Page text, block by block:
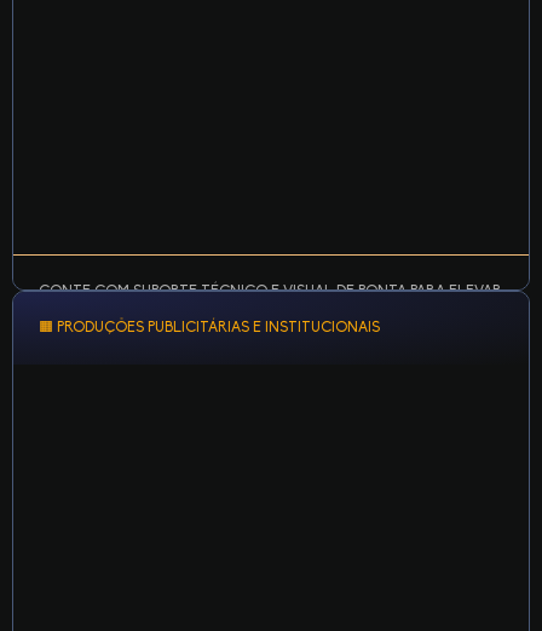
CONTE COM SUPORTE TÉCNICO E VISUAL DE PONTA PARA ELEVAR
🟧 PRODUÇÕES PUBLICITÁRIAS E INSTITUCIONAIS